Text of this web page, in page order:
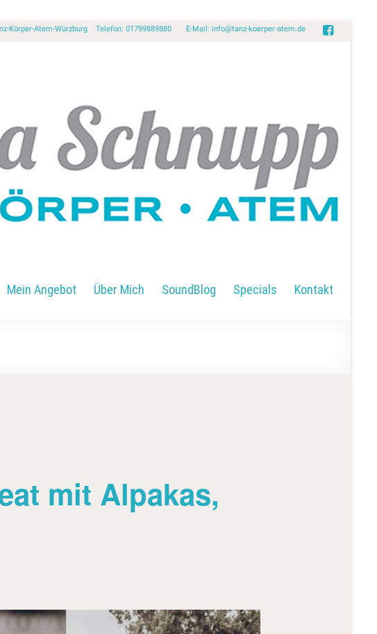
Körper-Atem-Würzburg Telefon: 01799889880 E-Mail: info@tanz-koerper-atem.de
Mein Angebot Über Mich SoundBlog Specials Kontakt
mit Alpakas,